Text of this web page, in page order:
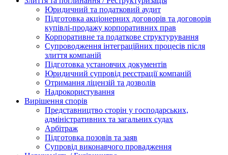
Юридичний та податковий аудит
Підготовка акціонерних договорів та договорів
купівлі-продажу корпоративних прав
Корпоративне та податкове структурування
Супроводження інтеграційних процесів після
злиття компаній
Підготовка установчих документів
Юридичний супровід реєстрації компаній
Отримання ліцензій та дозволів
Надрокористування
Вирішення спорів
Представництво сторін у господарських,
адміністративних та загальних судах
Арбітраж
Підготовка позовів та заяв
Супровід виконавчого провадження